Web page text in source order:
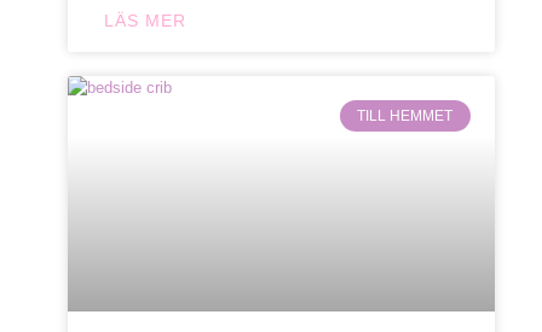
LÄS MER
TILL HEMMET